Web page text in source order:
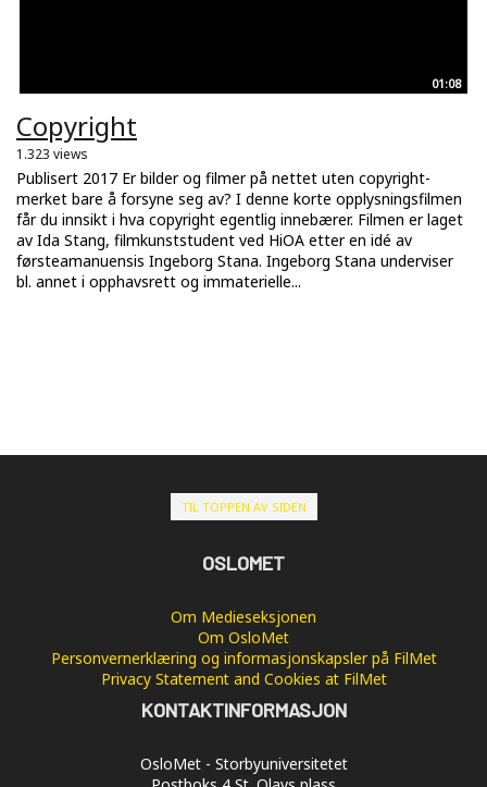
01:08
Copyright
1.323 views
Publisert 2017 Er bilder og filmer på nettet uten copyright-
merket bare å forsyne seg av? I denne korte opplysningsfilmen
får du innsikt i hva copyright egentlig innebærer. Filmen er laget
av Ida Stang, filmkunststudent ved HiOA etter en idé av
førsteamanuensis Ingeborg Stana. Ingeborg Stana underviser
bl. annet i opphavsrett og immaterielle...
TIL TOPPEN AV SIDEN
OSLOMET
Om Medieseksjonen
Om OsloMet
Personvernerklæring og informasjonskapsler på FilMet
Privacy Statement and Cookies at FilMet
KONTAKTINFORMASJON
OsloMet - Storbyuniversitetet